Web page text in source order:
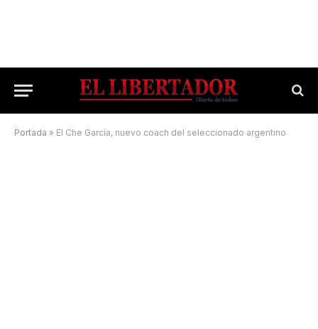
Portada » El Che García, nuevo coach del seleccionado argentino